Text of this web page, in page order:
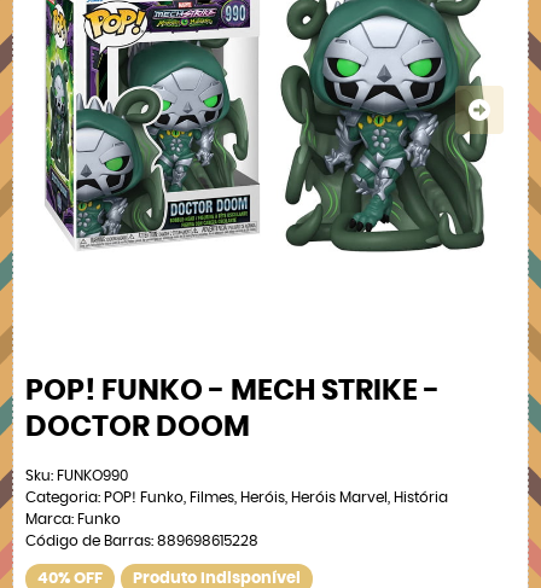
POP! FUNKO - MECH STRIKE -
DOCTOR DOOM
Sku: FUNKO990
Categoria: POP! Funko Filmes Heróis Heróis Marvel
História
Marca: Funko
Código de Barras: 889698615228
40% OFF Produto Indisponível